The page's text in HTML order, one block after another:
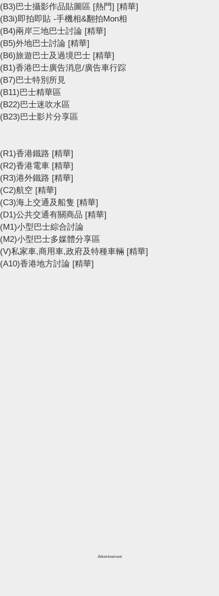
(B3)巴士攝影作品貼圖區 [熱門] [精華]
(B3i)即拍即貼 -手機相&翻拍Mon相
(B4)兩岸三地巴士討論 [精華]
(B5)外地巴士討論 [精華]
(B6)旅遊巴士及過境巴士 [精華]
(B1)香港巴士廣告消息/廣告車行踪
(B7)巴士特別所見
(B11)巴士精華區
(B22)巴士迷吹水區
(B23)巴士影片分享區
(R1)香港鐵路 [精華]
(R2)香港電車 [精華]
(R3)港外鐵路 [精華]
(C2)航空 [精華]
(C3)海上交通及船隻 [精華]
(D1)公共交通有關商品 [精華]
(M1)小型巴士綜合討論
(M2)小型巴士多媒體分享區
(V)私家車,商用車,政府及特種車輛 [精華]
(A10)香港地方討論 [精華]
Advertisement